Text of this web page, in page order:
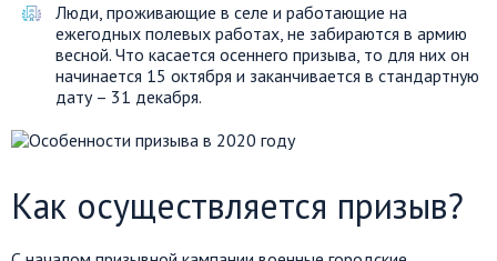
Люди, проживающие в селе и работающие на
ежегодных полевых работах, не забираются в армию
весной. Что касается осеннего призыва, то для них он
начинается 15 октября и заканчивается в стандартную
дату – 31 декабря.
Как осуществляется призыв?